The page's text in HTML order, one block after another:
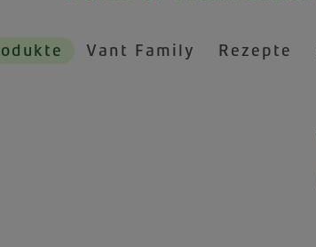
Vant Family Rezepte